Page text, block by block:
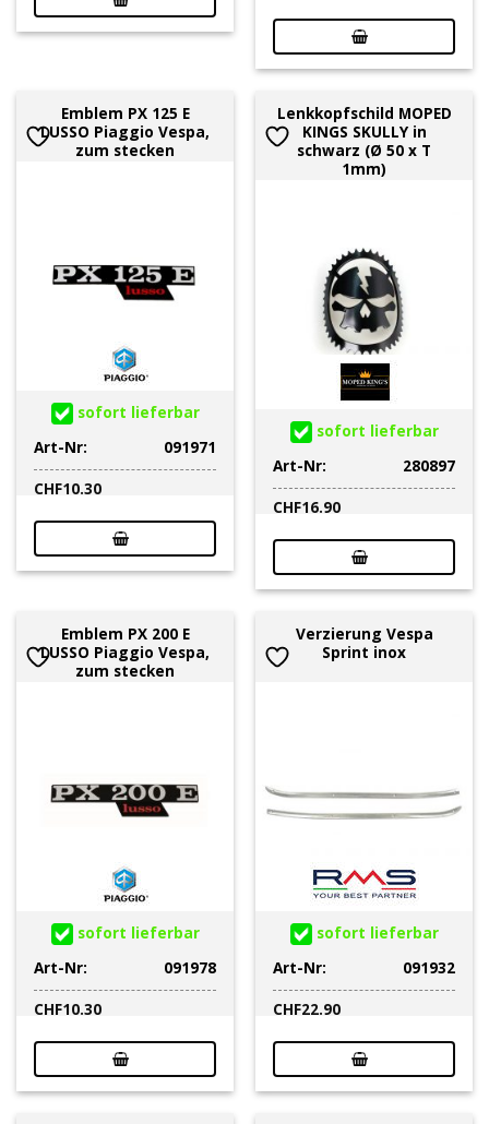
Emblem PX 125 E
LUSSO Piaggio Vespa,
zum stecken
sofort lieferbar
Art-Nr:
091971
CHF10.30
Lenkkopfschild MOPED
KINGS SKULLY in
schwarz (Ø 50 x T
1mm)
sofort lieferbar
Art-Nr:
280897
CHF16.90
Emblem PX 200 E
LUSSO Piaggio Vespa,
zum stecken
sofort lieferbar
Art-Nr:
091978
CHF10.30
Verzierung Vespa
Sprint inox
sofort lieferbar
Art-Nr:
091932
CHF22.90